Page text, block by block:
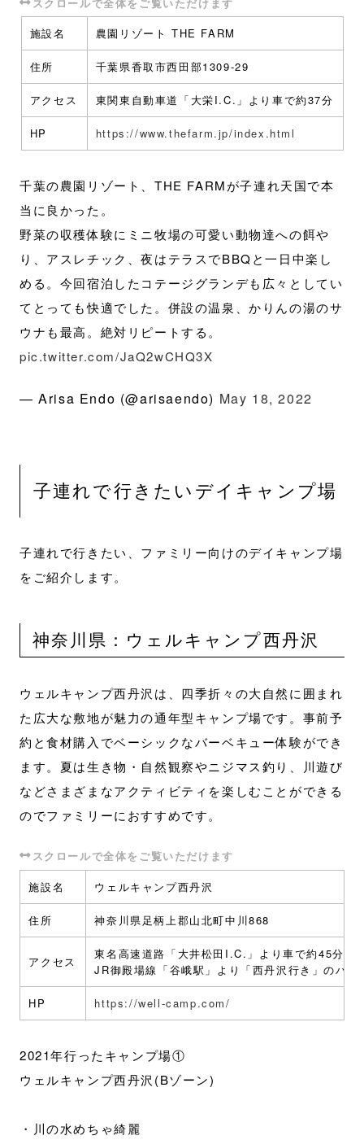
施設名 農園リゾート THE FARM
住所 千葉県香取市西田部1309-29
アクセス 東関東自動車道「大栄I.C.」より車で約37分
HP https://www.thefarm.jp/index.html
千葉の農園リゾート、THE FARMが子連れ天国で本
当に良かった。
野菜の収穫体験にミニ牧場の可愛い動物達への餌や
り、アスレチック、夜はテラスでBBQと一日中楽し
める。今回宿泊したコテージグランデも広々としてい
てとっても快適でした。併設の温泉、かりんの湯のサ
ウナも最高。絶対リピートする。
pic.twitter.com/JaQ2wCHQ3X
— Arisa Endo (@arisaendo) May 18, 2022
子連れで行きたいデイキャンプ場
子連れで行きたい、ファミリー向けのデイキャンプ場
をご紹介します。
神奈川県：ウェルキャンプ西丹沢
ウェルキャンプ西丹沢は、四季折々の大自然に囲まれ
た広大な敷地が魅力の通年型キャンプ場です。事前予
約と食材購入でベーシックなバーベキュー体験ができ
ます。夏は生き物・自然観察やニジマス釣り、川遊び
などさまざまなアクティビティを楽しむことができる
のでファミリーにおすすめです。
施設名 ウェルキャンプ西丹沢
住所 神奈川県足柄上郡山北町中川868
アクセス
東名高速道路「大井松田I.C.」より車で約45分
JR御殿場線「谷峨駅」より「西丹沢行き」のバ
HP https://well-camp.com/
2021年行ったキャンプ場①
ウェルキャンプ西丹沢(Bゾーン)
・川の水めちゃ綺麗